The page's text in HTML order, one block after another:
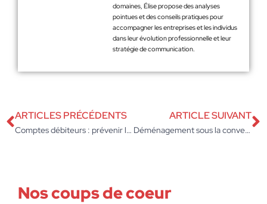
domaines, Élise propose des analyses
pointues et des conseils pratiques pour
accompagner les entreprises et les individus
dans leur évolution professionnelle et leur
stratégie de communication.
ARTICLES PRÉCÉDENTS
Comptes débiteurs : prévenir l’effet boomerang sur vos finances d’entreprise
ARTICLE SUIVANT
Déménagement sous la convention Syntec : astuces pour une transition réussie
Nos coups de coeur